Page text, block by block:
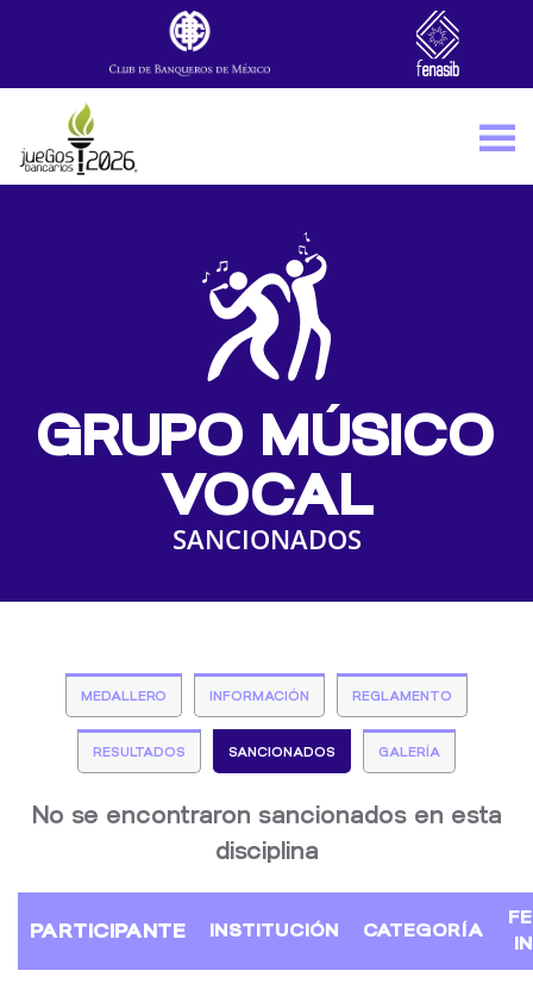
Skip to main content
GRUPO MÚSICO
VOCAL
SANCIONADOS
MEDALLERO INFORMACIÓN REGLAMENTO
RESULTADOS SANCIONADOS GALERÍA
No se encontraron sancionados en esta
disciplina
PARTICIPANTE INSTITUCIÓN CATEGORÍA